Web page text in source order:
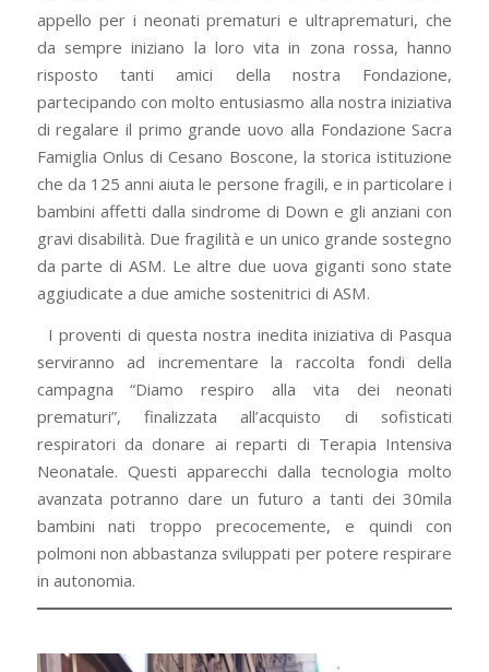
appello per i neonati prematuri e ultraprematuri, che
da sempre iniziano la loro vita in zona rossa, hanno
risposto tanti amici della nostra Fondazione,
partecipando con molto entusiasmo alla nostra iniziativa
di regalare il primo grande uovo alla Fondazione Sacra
Famiglia Onlus di Cesano Boscone, la storica istituzione
che da 125 anni aiuta le persone fragili, e in particolare i
bambini affetti dalla sindrome di Down e gli anziani con
gravi disabilità. Due fragilità e un unico grande sostegno
da parte di ASM. Le altre due uova giganti sono state
aggiudicate a due amiche sostenitrici di ASM.
I proventi di questa nostra inedita iniziativa di Pasqua
serviranno ad incrementare la raccolta fondi della
campagna “Diamo respiro alla vita dei neonati
prematuri”, finalizzata all’acquisto di sofisticati
respiratori da donare ai reparti di Terapia Intensiva
Neonatale. Questi apparecchi dalla tecnologia molto
avanzata potranno dare un futuro a tanti dei 30mila
bambini nati troppo precocemente, e quindi con
polmoni non abbastanza sviluppati per potere respirare
in autonomia.